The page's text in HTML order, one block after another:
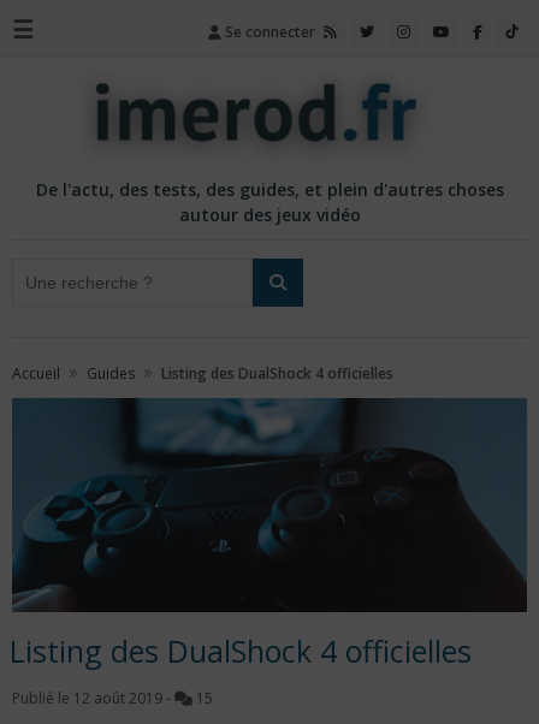
☰ Se connecter
De l'actu, des tests, des guides, et plein d'autres choses
autour des jeux vidéo
Accueil » Guides » Listing des DualShock 4 officielles
Listing des DualShock 4 officielles
Publié le 12 août 2019 - 15